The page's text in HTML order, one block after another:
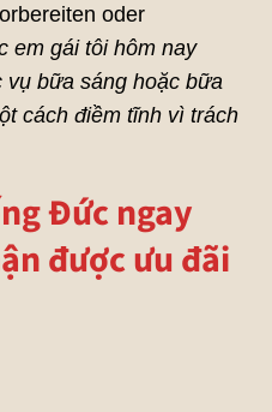
oder
em gái tôi hôm nay
vụ bữa sáng hoặc bữa
cách điềm tĩnh vì trách
Đức ngay
được ưu đãi